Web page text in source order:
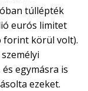
túllépték
eurós limitet
forint körül volt).
egymásra is
ezeket.